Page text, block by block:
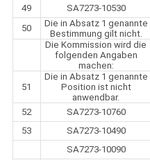
49 SA7273-10530
50
Die in Absatz 1 genannte
Bestimmung gilt nicht.
Die Kommission wird die
folgenden Angaben
machen:
51
Die in Absatz 1 genannte
Position ist nicht
anwendbar.
52 SA7273-10760
53
SA7273-10490
SA7273-10090